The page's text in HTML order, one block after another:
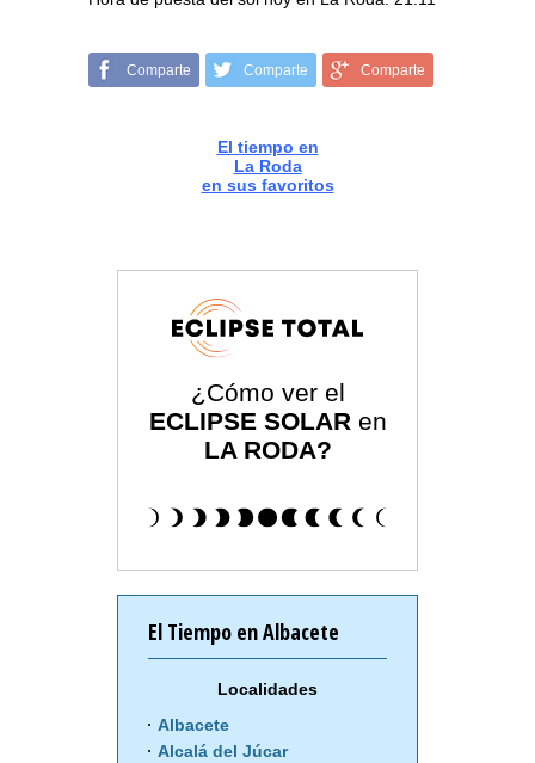
Comparte Comparte Comparte
El tiempo en
La Roda
en sus favoritos
¿Cómo ver el
ECLIPSE SOLAR en
LA RODA?
El Tiempo en Albacete
Localidades
Albacete
Alcalá del Júcar